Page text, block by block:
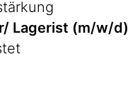
Lagerist (m/w/d)